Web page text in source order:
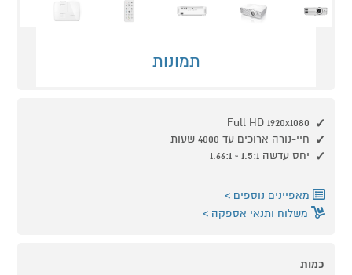
תמונות
Full HD 1920x1080
חיי-נורה ארוכים עד 4000 שעות
יחס עדשה 1.5:1 ~ 1.66:1
מאפיינים נוספים
משלוח ותנאי אספקה
כמות